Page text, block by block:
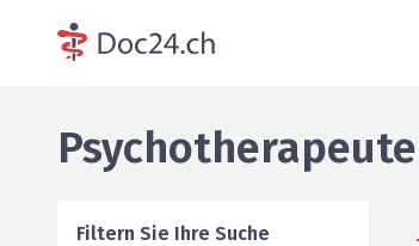
Filtern Sie Ihre Suche